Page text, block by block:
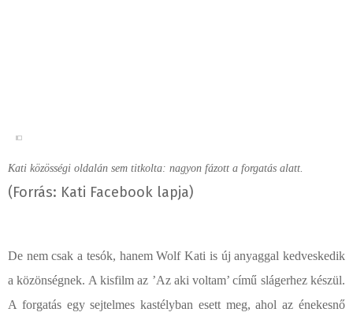
Kati közösségi oldalán sem titkolta: nagyon fázott a forgatás alatt.
(Forrás: Kati Facebook lapja)
De nem csak a tesók, hanem Wolf Kati is új anyaggal kedveskedik
a közönségnek. A kisfilm az ’Az aki voltam’ című slágerhez készül.
A forgatás egy sejtelmes kastélyban esett meg, ahol az énekesnő